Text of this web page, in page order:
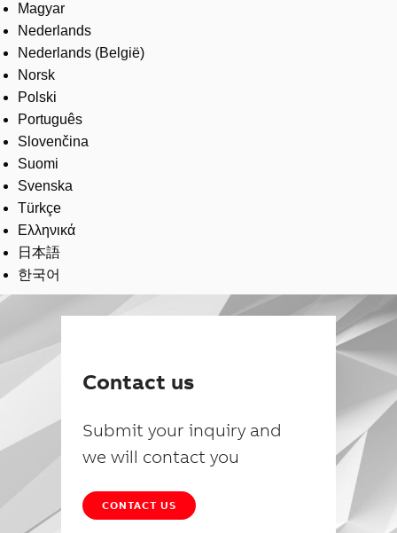
Magyar
Nederlands
Nederlands (België)
Norsk
Polski
Português
Slovenčina
Suomi
Svenska
Türkçe
Ελληνικά
日本語
한국어
Contact us
Submit your inquiry and
we will contact you
CONTACT US